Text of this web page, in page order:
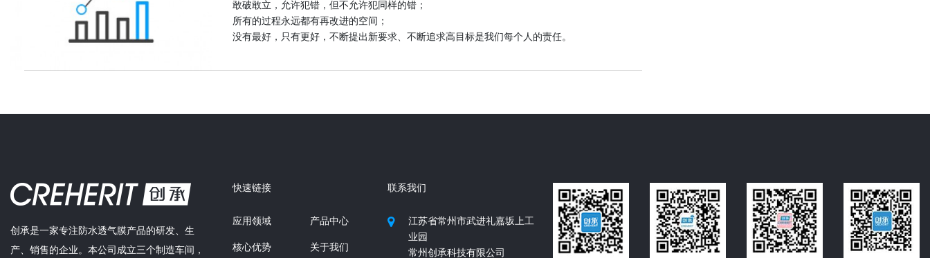
敢破敢立，允许犯错，但不允许犯同样的错；
所有的过程永远都有再改进的空间；
没有最好，只有更好，不断提出新要求、不断追求高目标是我们每个人的责任。
创承是一家专注防水透气膜产品的研发、生
产、销售的企业。本公司成立三个制造车间，
快速链接
应用领域 产品中心
核心优势 关于我们
联系我们
江苏省常州市武进礼嘉坂上工
业园
常州创承科技有限公司